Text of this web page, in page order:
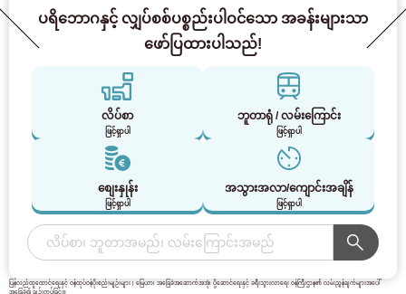
ပရိဘောဂနှင့် လျှပ်စစ်ပစ္စည်းပါဝင်သော အခန်းများသာ
ဖော်ပြထားပါသည်!
လိပ်စာ
ဖြင့်ရှာပါ
ဘူတာရုံ / လမ်းကြောင်း
ဖြင့်ရှာပါ
စျေးနှုန်း
ဖြင့်ရှာပါ
အသွားအလာ/ကျောင်းအချိန်
ဖြင့်ရှာပါ
ပြန်လည်ထူထောင်ရေးနှင့် ဝန်ထုပ်ဝန်ပိုးစည်းမျဉ်းများ | မြေယာ၊ အခြေခံအဆောက်အအုံ၊ ပို့ဆောင်ရေးနှင့် ခရီးသွားလာရေး ဝန်ကြီးဌာန၏ လမ်းညွှန်ချက်များအပေါ်
အခြေခံ၍ ချဉ်းကပ်ခြင်း။